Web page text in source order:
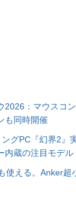
2026：マウスコ
も同時開催
グPC『幻界2』
内蔵の注目モデル
使える。Anker